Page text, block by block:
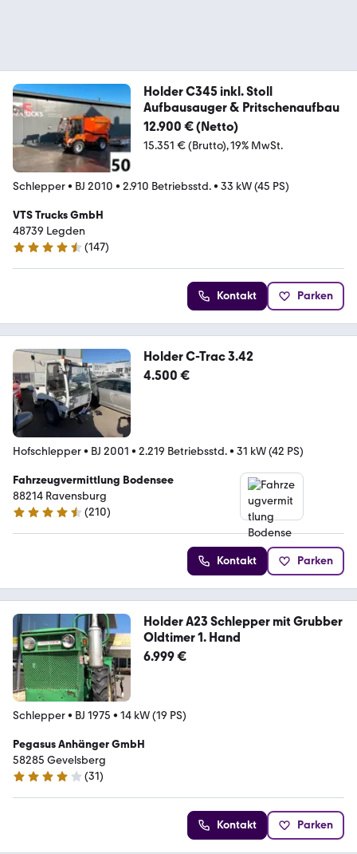
Holder C345 inkl. Stoll
Aufbausauger & Pritschenaufbau
12.900 € (Netto)
15.351 € (Brutto) 19% MwSt.
Schlepper• BJ 2010 • 2.910 Betriebsstd.• 33 kW (45 PS)
VTS Trucks GmbH
48739 Legden
4.6 Sterne
(147)
Kontakt Parken
Holder C-Trac 3.42
4.500 €
Hofschlepper• BJ 2001 • 2.219 Betriebsstd.• 31 kW (42 PS)
Fahrzeugvermittlung Bodensee
88214 Ravensburg
4.5 Sterne
(210)
Kontakt Parken
Holder A23 Schlepper mit Grubber
Oldtimer 1. Hand
6.999 €
Schlepper• BJ 1975 • 14 kW (19 PS)
Pegasus Anhänger GmbH
58285 Gevelsberg
3.8 Sterne
(31)
Kontakt Parken